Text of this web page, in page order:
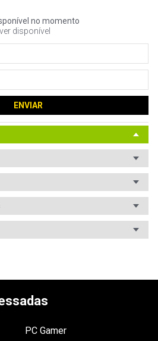
no momento
disponível
ENVIAR
PC Gamer
10º hd